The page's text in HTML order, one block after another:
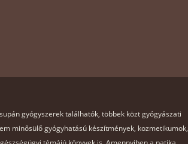
gyógyszerek találhatók, többek közt gyógyászati
minősülő gyógyhatású készítmények, kozmetikumok,